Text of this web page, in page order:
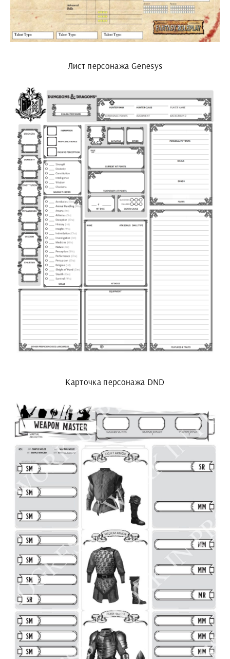
Лист персонажа Genesys
Карточка персонажа DND